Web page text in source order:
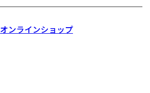
オンラインショップ